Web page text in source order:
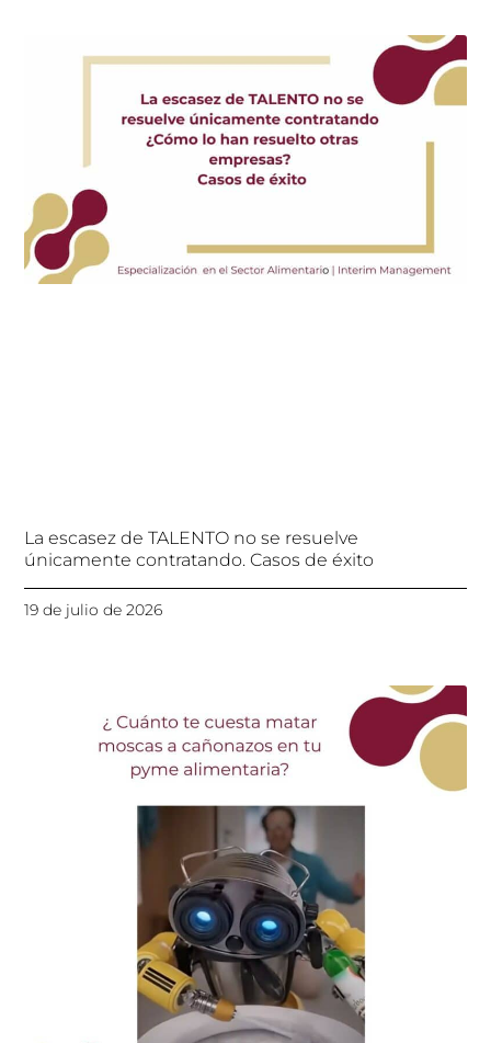
La escasez de TALENTO no se resuelve
únicamente contratando. Casos de éxito
19 de julio de 2026